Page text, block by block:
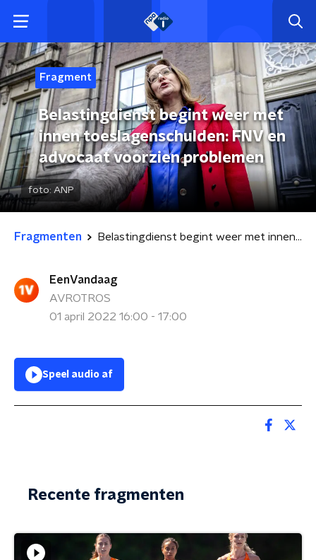
Fragment
Belastingdienst begint weer met
innen toeslagenschulden: FNV en
advocaat voorzien problemen
foto: ANP
Fragmenten Belastingdienst begint weer met innen toeslagenschulden: FNV en advocaat voorzien problemen
EenVandaag
AVROTROS
01 april 2022 16:00 - 17:00
Speel audio af
Recente fragmenten